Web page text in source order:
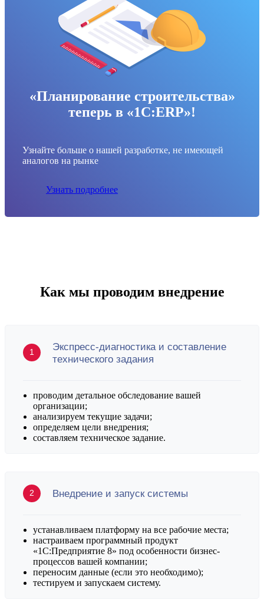
«Планирование строительства»
теперь в «1С:ERP»!
Узнайте больше о нашей разработке, не имеющей
аналогов на рынке
Узнать подробнее
Как мы проводим внедрение
Экспресс-диагностика и составление
технического задания
проводим детальное обследование вашей
организации;
анализируем текущие задачи;
определяем цели внедрения;
составляем техническое задание.
Внедрение и запуск системы
устанавливаем платформу на все рабочие места;
настраиваем программный продукт
«1С:Предприятие 8» под особенности бизнес-
процессов вашей компании;
переносим данные (если это необходимо);
тестируем и запускаем систему.